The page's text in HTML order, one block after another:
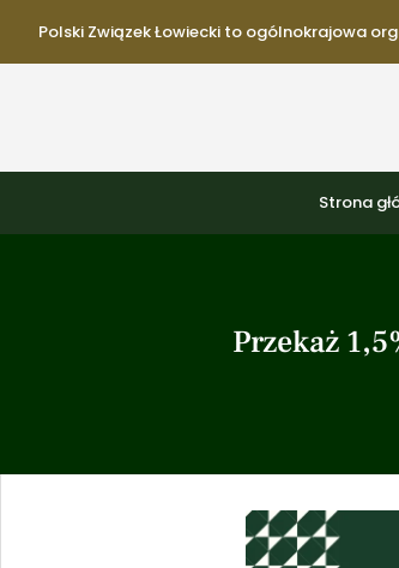
Polski Związek Łowiecki to ogólnokrajowa
Strona
Przekaż